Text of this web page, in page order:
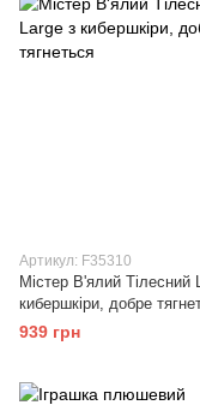
Артикул: F35310
Містер В'ялий Тілесний
кибершкіри, добре
939 грн